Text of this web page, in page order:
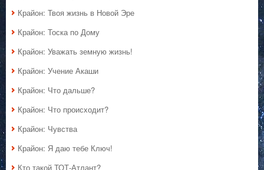
Крайон: Твоя жизнь в Новой Эре
Крайон: Тоска по Дому
Крайон: Уважать земную жизнь!
Крайон: Учение Акаши
Крайон: Что дальше?
Крайон: Что происходит?
Крайон: Чувства
Крайон: Я даю тебе Ключ!
Кто такой ТОТ-Атлант?